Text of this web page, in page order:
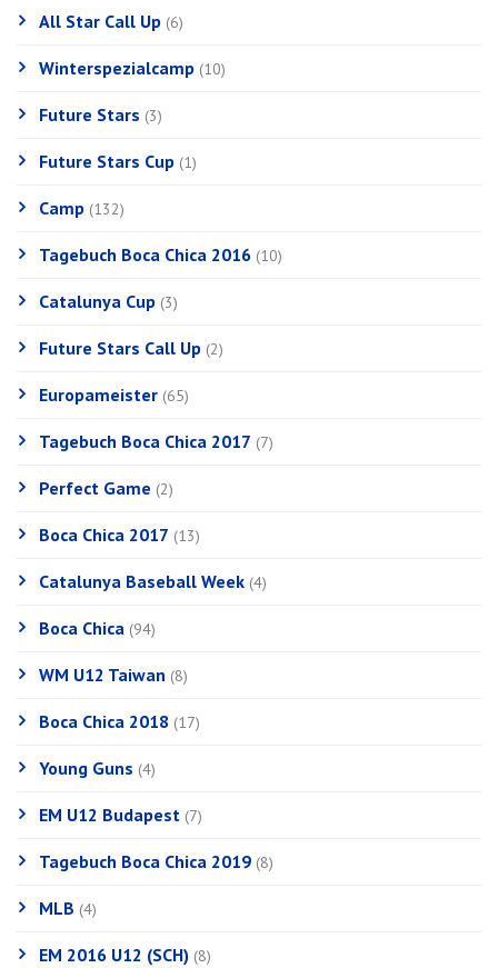
All Star Call Up (6)
Winterspezialcamp (10)
Future Stars (3)
Future Stars Cup (1)
Camp (132)
Tagebuch Boca Chica 2016 (10)
Catalunya Cup (3)
Future Stars Call Up (2)
Europameister (65)
Tagebuch Boca Chica 2017 (7)
Perfect Game (2)
Boca Chica 2017 (13)
Catalunya Baseball Week (4)
Boca Chica (94)
WM U12 Taiwan (8)
Boca Chica 2018 (17)
Young Guns (4)
EM U12 Budapest (7)
Tagebuch Boca Chica 2019 (8)
MLB (4)
EM 2016 U12 (SCH) (8)